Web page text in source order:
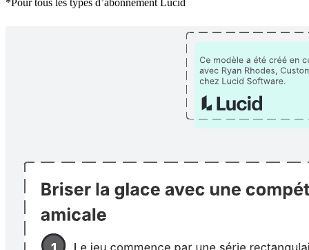
*Pour tous les types d’abonnement Lucid